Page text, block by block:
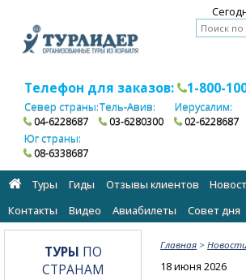
Телефон для заказов: 1-800-
Север страны:
04-6228687
Тель-Авив:
03-6280300
Иерусалим:
02-6228687
Юг страны:
08-6338687
Туры Гиды Отзывы клиентов
Контакты
Видео Авиабилеты Cовет дня
Главная >
18 июня 2026
ТУРЫ ПО
СТРАНАМ